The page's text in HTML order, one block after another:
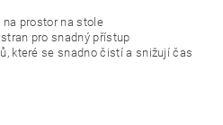
na prostor na stole
pro snadný přístup
které se snadno čistí a snižují čas